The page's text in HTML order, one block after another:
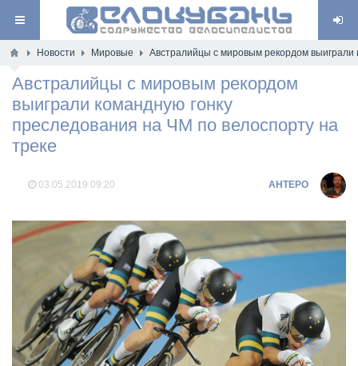
Новости Мировые Австралийцы с мировым рекордом выиграли
Австралийцы с мировым рекордом
выиграли командную гонку
преследования на ЧМ по велоспорту на
треке
03.05.2019 09:20 AHTEPO